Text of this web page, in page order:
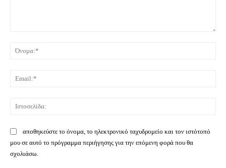
αποθηκεύστε το όνομα, το ηλεκτρονικό ταχυδρομείο και τον ιστότοπό
μου σε αυτό το πρόγραμμα περιήγησης για την επόμενη φορά που θα
σχολιάσω.